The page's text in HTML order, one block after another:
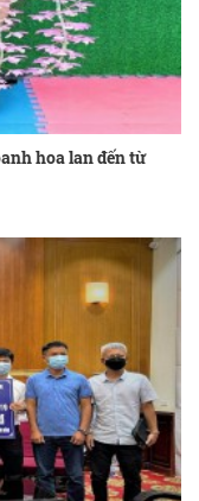
hoa lan đến từ